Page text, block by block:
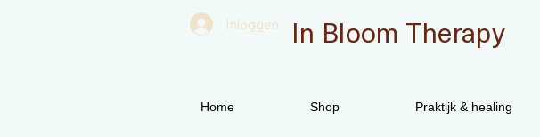
Inloggen In Bloom Therapy
Home Shop Praktijk & healing